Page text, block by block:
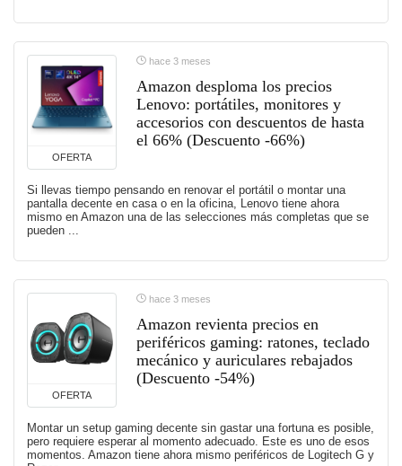
OFERTA
hace 3 meses
Amazon desploma los precios
Lenovo: portátiles, monitores y
accesorios con descuentos de hasta
el 66% (Descuento -66%)
Si llevas tiempo pensando en renovar el portátil o montar una
pantalla decente en casa o en la oficina, Lenovo tiene ahora
mismo en Amazon una de las selecciones más completas que se
pueden ...
OFERTA
hace 3 meses
Amazon revienta precios en
periféricos gaming: ratones, teclado
mecánico y auriculares rebajados
(Descuento -54%)
Montar un setup gaming decente sin gastar una fortuna es posible,
pero requiere esperar al momento adecuado. Este es uno de esos
momentos. Amazon tiene ahora mismo periféricos de Logitech G y